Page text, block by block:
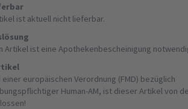
ist aktuell nicht lieferbar.
Artikel ist eine Apothekenbescheinigung
einer europäischen Verordnung (FMD) bezüglich
Human-AM, ist dieser Artikel von